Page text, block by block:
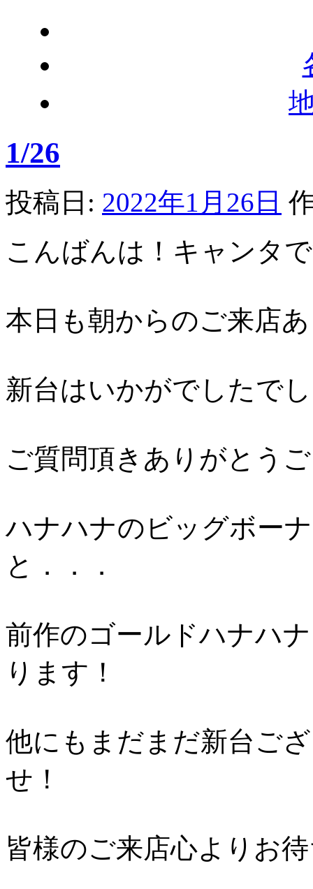
1/26
投稿日: 2022年1月26日
こんばんは！キャンタ
本日も朝からのご来店
新台はいかがでしたで
ご質問頂きありがとう
ハナハナのビッグボー
と．．．
前作のゴールドハナハ
ります！
他にもまだまだ新台ご
せ！
皆様のご来店心よりお